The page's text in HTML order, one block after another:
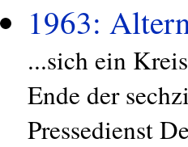
1963:
...sich ein
Ende der
Pressedienst